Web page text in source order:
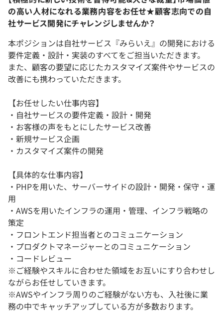
の高い人材になれる業務内容をお任せ★顧客志向での自
社サービス開発にチャレンジしませんか？
本ポジションは自社サービス『みらいえ』の開発における
要件定義・設計・実装のすべてをご担当いただきます。
また、顧客の要望に応じたカスタマイズ案件やサービスの
改善にも携わっていただきます。
【お任せしたい仕事内容】
・自社サービスの要件定義・設計・開発
・お客様の声をもとにしたサービス改善
・新規サービス企画
・カスタマイズ案件の開発
【具体的な仕事内容】
・PHPを用いた、サーバーサイドの設計・開発・保守・運
用
・AWSを用いたインフラの運用・管理、インフラ戦略の
策定
・フロントエンド担当者とのコミュニケーション
・プロダクトマネージャーとのコミュニケーション
・コードレビュー
※ご経験やスキルに合わせた領域をお互いにすり合わせし
ながらお任せしていきます。
※AWSやインフラ周りのご経験がない方も、入社後に業
務の中でキャッチアップしている方が多数おります。